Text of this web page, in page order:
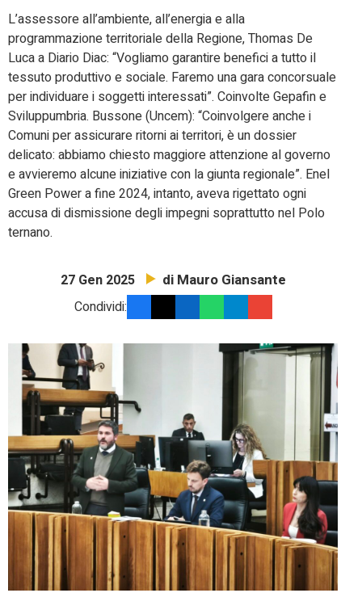
L’assessore all’ambiente, all’energia e alla
programmazione territoriale della Regione, Thomas De
Luca a Diario Diac: “Vogliamo garantire benefici a tutto il
tessuto produttivo e sociale. Faremo una gara concorsuale
per individuare i soggetti interessati”. Coinvolte Gepafin e
Sviluppumbria. Bussone (Uncem): “Coinvolgere anche i
Comuni per assicurare ritorni ai territori, è un dossier
delicato: abbiamo chiesto maggiore attenzione al governo
e avvieremo alcune iniziative con la giunta regionale”. Enel
Green Power a fine 2024, intanto, aveva rigettato ogni
accusa di dismissione degli impegni soprattutto nel Polo
ternano.
27 Gen 2025 di Mauro Giansante
Condividi: